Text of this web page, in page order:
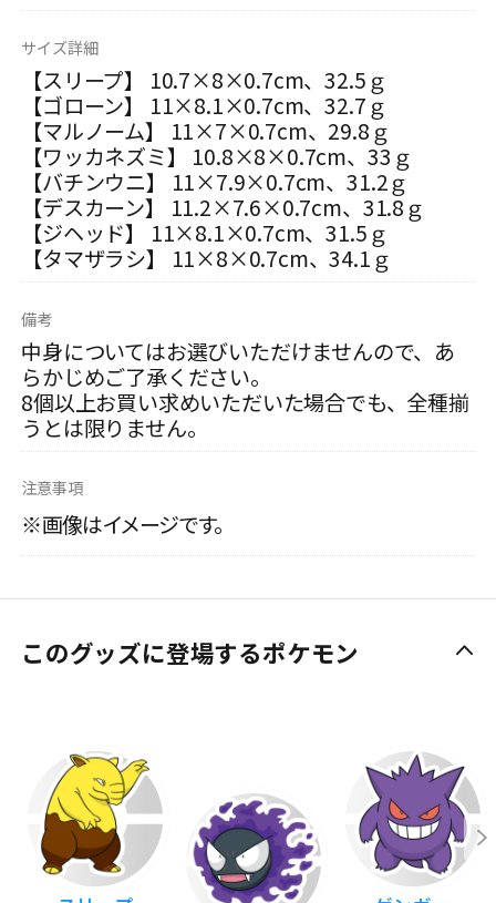
サイズ詳細
【スリープ】 10.7×8×0.7cm、32.5ｇ
【ゴローン】 11×8.1×0.7cm、32.7ｇ
【マルノーム】 11×7×0.7cm、29.8ｇ
【ワッカネズミ】 10.8×8×0.7cm、33ｇ
【バチンウニ】 11×7.9×0.7cm、31.2ｇ
【デスカーン】 11.2×7.6×0.7cm、31.8ｇ
【ジヘッド】 11×8.1×0.7cm、31.5ｇ
【タマザラシ】 11×8×0.7cm、34.1ｇ
備考
中身についてはお選びいただけませんので、あ
らかじめご了承ください。
8個以上お買い求めいただいた場合でも、全種揃
うとは限りません。
注意事項
※画像はイメージです。
このグッズに登場するポケモン